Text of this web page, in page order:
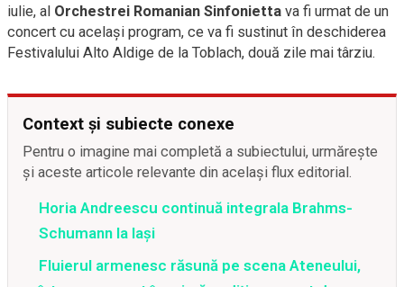
iulie, al Orchestrei Romanian Sinfonietta va fi urmat de un
concert cu același program, ce va fi sustinut în deschiderea
Festivalului Alto Aldige de la Toblach, două zile mai târziu.
Context și subiecte conexe
Pentru o imagine mai completă a subiectului, urmărește
și aceste articole relevante din același flux editorial.
Horia Andreescu continuă integrala Brahms-
Schumann la Iaşi
Fluierul armenesc răsună pe scena Ateneului,